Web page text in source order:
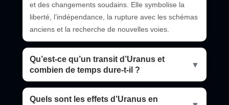
et des changements soudains. Elle symbolise la
liberté, l’indépendance, la rupture avec les schémas
anciens et la recherche de nouvelles voies.
Qu’est-ce qu’un transit d’Uranus et
combien de temps dure-t-il ?
▼
Quels sont les effets d’Uranus en